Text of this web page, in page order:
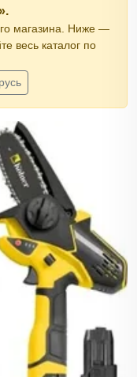
магазина. Ниже —
весь каталог по